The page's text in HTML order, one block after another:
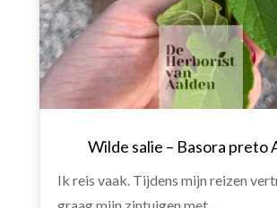
Wilde salie – Basora preto
Ik reis vaak. Tijdens mijn reizen
graag mijn zintuigen met...